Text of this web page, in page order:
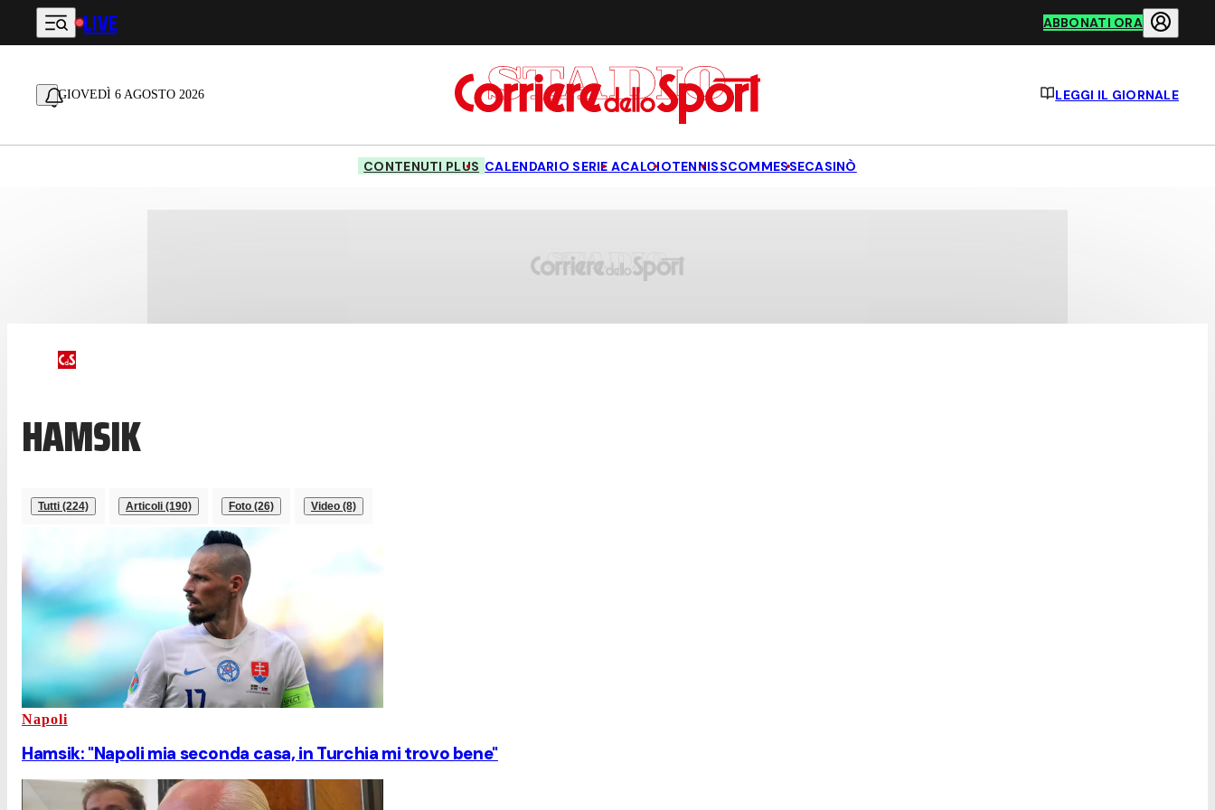
Vai al contenuto principale
LIVE ABBONATI ORA
GIOVEDÌ 6 AGOSTO 2026 LEGGI IL GIORNALE
CONTENUTI PLUS CALENDARIO SERIE ACALCIOTENNISSCOMMESSECASINÒ
HAMSIK
Tutti (224) Articoli (190) Foto (26) Video (8)
Napoli
Hamsik: "Napoli mia seconda casa, in Turchia mi trovo bene"